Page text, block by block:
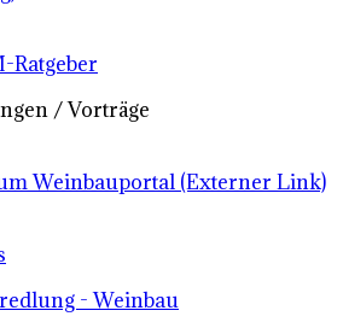
Ratgeber
/ Vorträge
Weinbauportal (Externer Link)
- Weinbau